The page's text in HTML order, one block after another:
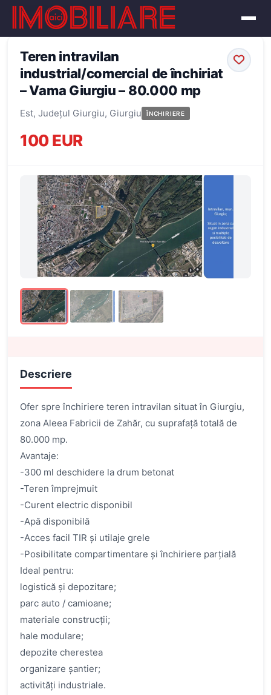
← Înapoi la oferte
Teren intravilan
industrial/comercial de închiriat
– Vama Giurgiu – 80.000 mp
Est, Județul Giurgiu, Giurgiu ÎNCHIRIERE
100 EUR
Descriere
Ofer spre închiriere teren intravilan situat în Giurgiu,
zona Aleea Fabricii de Zahăr, cu suprafață totală de
80.000 mp.
Avantaje:
-300 ml deschidere la drum betonat
-Teren împrejmuit
-Curent electric disponibil
-Apă disponibilă
-Acces facil TIR și utilaje grele
-Posibilitate compartimentare și închiriere parțială
Ideal pentru:
logistică și depozitare;
parc auto / camioane;
materiale construcții;
hale modulare;
depozite cherestea
organizare șantier;
activități industriale.